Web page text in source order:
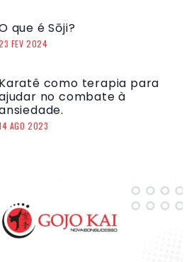
que é Sōji?
FEV 2024
Karatê como terapia para
no combate à
AGO 2023